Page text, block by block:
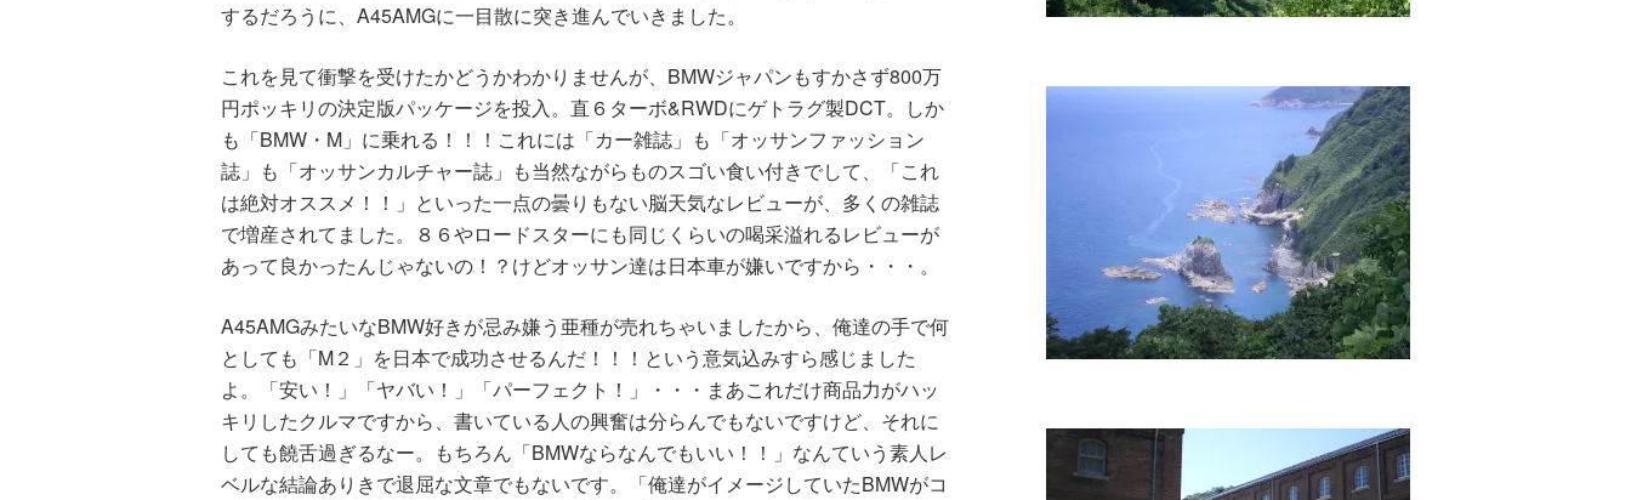
するだろうに、A45AMGに一目散に突き進んでいきました。
これを見て衝撃を受けたかどうかわかりませんが、BMWジャパンもすかさず800万
円ポッキリの決定版パッケージを投入。直６ターボ&RWDにゲトラグ製DCT。しか
も「BMW・M」に乗れる！！！これには「カー雑誌」も「オッサンファッション
誌」も「オッサンカルチャー誌」も当然ながらものスゴい食い付きでして、「これ
は絶対オススメ！！」といった一点の曇りもない脳天気なレビューが、多くの雑誌
で増産されてました。８６やロードスターにも同じくらいの喝采溢れるレビューが
あって良かったんじゃないの！？けどオッサン達は日本車が嫌いですから・・・。
A45AMGみたいなBMW好きが忌み嫌う亜種が売れちゃいましたから、俺達の手で何
としても「M２」を日本で成功させるんだ！！！という意気込みすら感じました
よ。「安い！」「ヤバい！」「パーフェクト！」・・・まあこれだけ商品力がハッ
キリしたクルマですから、書いている人の興奮は分らんでもないですけど、それに
しても饒舌過ぎるなー。もちろん「BMWならなんでもいい！！」なんていう素人レ
ベルな結論ありきで退屈な文章でもないです。「俺達がイメージしていたBMWがコ